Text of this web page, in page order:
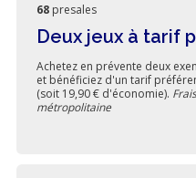
68 presales
Deux jeux à tarif
Achetez en prévente deux
et bénéficiez d'un tarif
(soit 19,90 € d'économie).
métropolitaine